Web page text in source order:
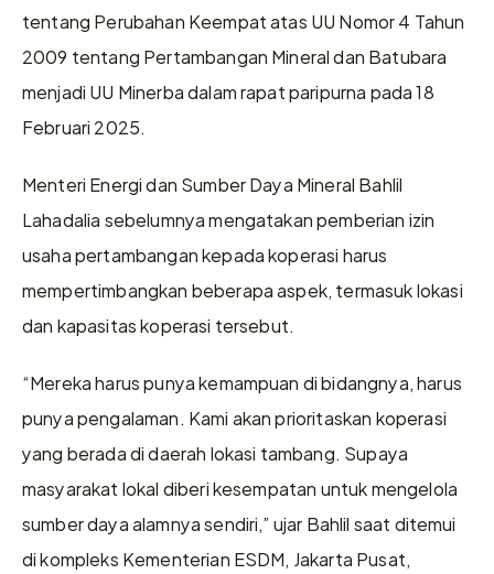
tentang Perubahan Keempat atas UU Nomor 4 Tahun
2009 tentang Pertambangan Mineral dan Batubara
menjadi UU Minerba dalam rapat paripurna pada 18
Februari 2025.
Menteri Energi dan Sumber Daya Mineral Bahlil
Lahadalia sebelumnya mengatakan pemberian izin
usaha pertambangan kepada koperasi harus
mempertimbangkan beberapa aspek, termasuk lokasi
dan kapasitas koperasi tersebut.
“Mereka harus punya kemampuan di bidangnya, harus
punya pengalaman. Kami akan prioritaskan koperasi
yang berada di daerah lokasi tambang. Supaya
masyarakat lokal diberi kesempatan untuk mengelola
sumber daya alamnya sendiri,” ujar Bahlil saat ditemui
di kompleks Kementerian ESDM, Jakarta Pusat,